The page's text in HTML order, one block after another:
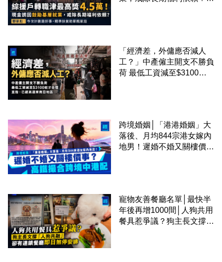
「經濟差，外傭應否減人
工？」中產僱主開支不勝負
荷 最低工資減至$3100蚊
跨境婚姻│「港港婚姻」大
落後、月均844宗港女嫁內
地男！遲婚不婚又關樓價
寵物友善餐廳名單│最快半
年後再增1000間│人狗共用
餐具惹爭議？狗主長文撐